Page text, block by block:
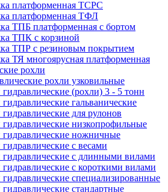
платформенная ТСРС
платформенная ТФЛ
ТПБ платформенная с бортом
ТПК с корзиной
ТПР с резиновым покрытием
ТЯ многоярусная платформенная
рохли
рохли узковильные
(рохли) 3 - 5 тонн
гальванические
для рулонов
гидравлические низкопрофильные
гидравлические ножничные
с весами
гидравлические с длинными вилами
с короткими вилами
специализированные
стандартные